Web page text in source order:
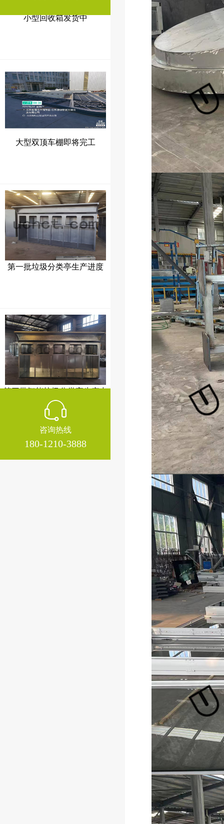
大型双顶车棚即将完工
第一批垃圾分类亭生产进度
第三批智能垃圾分类亭生产中
咨询热线
180-1210-3888